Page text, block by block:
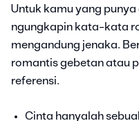
Untuk kamu yang
ngungkapin kata-kata
mengandung jenaka.
romantis gebetan atau
referensi.
Cinta hanyalah